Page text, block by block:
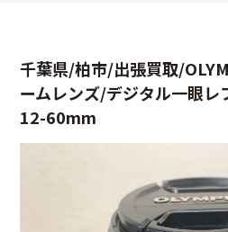
千葉県/柏市/出張買取/
ームレンズ/デジタル一眼
12-60mm